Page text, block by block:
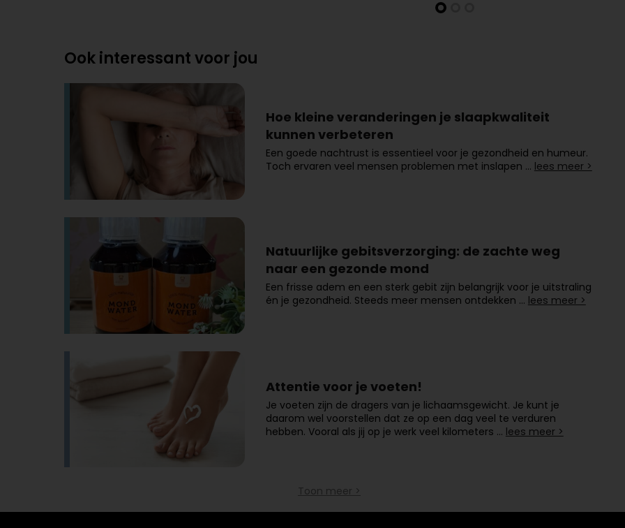
Ook interessant voor jou
Hoe kleine veranderingen je slaapkwaliteit
kunnen verbeteren
Een goede nachtrust is essentieel voor je gezondheid en humeur.
Toch ervaren veel mensen problemen met inslapen … lees meer >
Natuurlijke gebitsverzorging: de zachte weg
naar een gezonde mond
Een frisse adem en een sterk gebit zijn belangrijk voor je uitstraling
én je gezondheid. Steeds meer mensen ontdekken … lees meer >
Attentie voor je voeten!
Je voeten zijn de dragers van je lichaamsgewicht. Je kunt je
daarom wel voorstellen dat ze op een dag veel te verduren
hebben. Vooral als jij op je werk veel kilometers … lees meer >
Toon meer >